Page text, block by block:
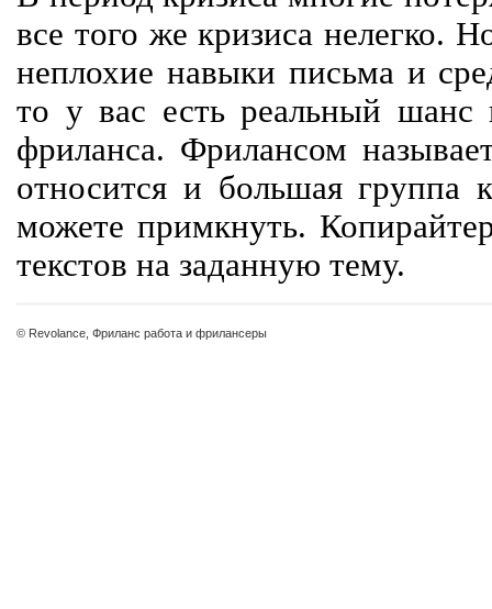
все того же кризиса нелегко.
неплохие навыки письма и
то у вас есть реальный шанс
фриланса. Фрилансом
относится и большая группа
можете примкнуть.
текстов на заданную тему.
© Revolance, Фриланс работа и фрилансеры